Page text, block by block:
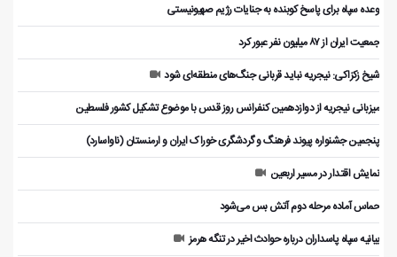
وعده سپاه برای پاسخ کوبنده به جنایات رژیم صهیونیستی
جمعیت ایران از ۸۷ میلیون نفر عبور کرد
شیخ زکزاکی: نیجریه نباید قربانی جنگ‌های منطقه‌ای شود
میزبانی نیجریه از دوازدهمین کنفرانس روز قدس با موضوع تشکیل کشور فلسطین
پنجمین جشنواره پیوند فرهنگ و گردشگر‌ی خوراک ایران و ارمنستان (ناواسارد)
نمایش اقتدار در مسیر اربعین
حماس آماده مرحله دوم آتش بس می‌شود
بیانیه سپاه پاسداران درباره حوادث اخیر در تنگه هرمز